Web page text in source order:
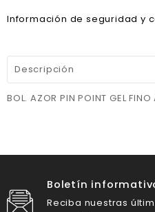
Información de seguridad y
Descripción
BOL. AZOR PIN POINT GEL
Boletín
Reciba nuestras